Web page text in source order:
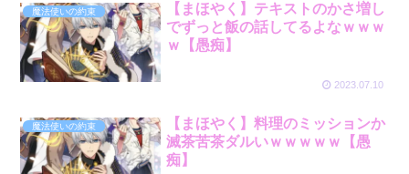
魔法使いの約束
【まほやく】テキストのかさ増し
でずっと飯の話してるよなｗｗｗ
ｗ【愚痴】
2023.07.10
魔法使いの約束
【まほやく】料理のミッションか
滅茶苦茶ダルいｗｗｗｗｗ【愚
痴】